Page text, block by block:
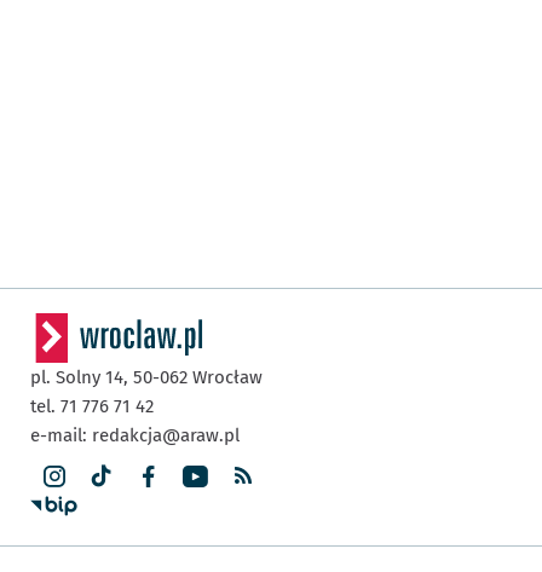
pl. Solny 14, 50-062 Wrocław
tel. 71 776 71 42
e-mail: redakcja@araw.pl